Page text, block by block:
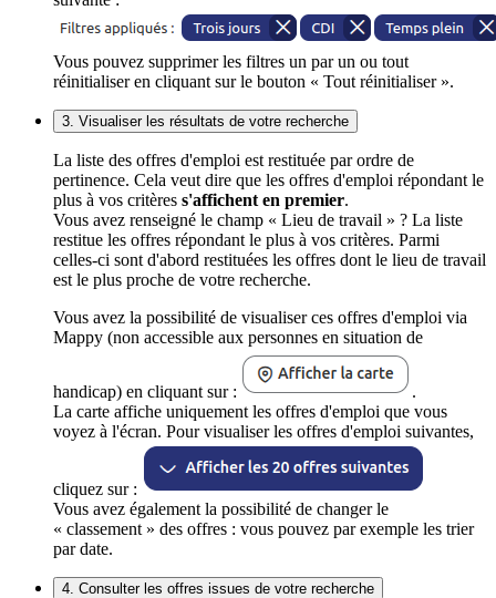
Vous pouvez supprimer les filtres un par un ou tout
réinitialiser en cliquant sur le bouton « Tout réinitialiser ».
3. Visualiser les résultats de votre recherche
La liste des offres d'emploi est restituée par ordre de
pertinence. Cela veut dire que les offres d'emploi répondant le
plus à vos critères s'affichent en premier.
Vous avez renseigné le champ « Lieu de travail » ? La liste
restitue les offres répondant le plus à vos critères. Parmi
celles-ci sont d'abord restituées les offres dont le lieu de travail
est le plus proche de votre recherche.
Vous avez la possibilité de visualiser ces offres d'emploi via
Mappy (non accessible aux personnes en situation de
handicap) en cliquant sur :
.
La carte affiche uniquement les offres d'emploi que vous
voyez à l'écran. Pour visualiser les offres d'emploi suivantes,
cliquez sur :
Vous avez également la possibilité de changer le
« classement » des offres : vous pouvez par exemple les trier
par date.
4. Consulter les offres issues de votre recherche